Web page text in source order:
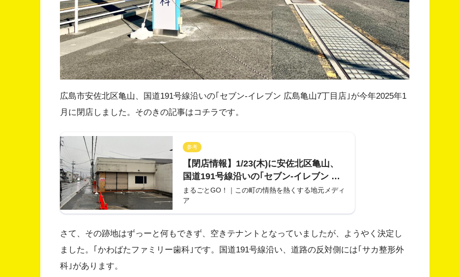
広島市安佐北区亀山、国道191号線沿いの｢セブン-イレブン 広島亀山7丁目店｣が今年2025年1
月に閉店しました。そのきの記事はコチラです。
参考
【閉店情報】1/23(木)に安佐北区亀山、
国道191号線沿いの｢セブン-イレブン 広
島亀山7丁目店｣が閉店。いままでありが
とうございました!
まるごとGO！｜この町の情熱を熱くする地元メディ
ア
さて、その跡地はずっーと何もできず、空きテナントとなっていましたが、ようやく決定し
ました。｢かわばたファミリー歯科｣です。国道191号線沿い、道路の反対側には｢サカ整形外
科｣があります。